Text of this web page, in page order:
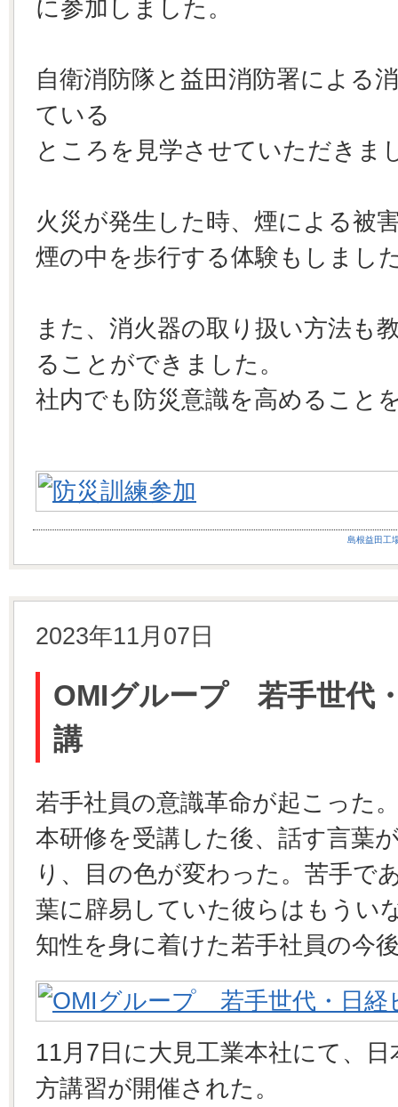
に参加しました。
自衛消防隊と益田消防署による
ている
ところを見学させていただきま
火災が発生した時、煙による被
煙の中を歩行する体験もしまし
また、消火器の取り扱い方法も
ることができました。
社内でも防災意識を高めること
島根益田工
2023年11月07日
OMIグループ 若手世代
講
若手社員の意識革命が起こった
本研修を受講した後、話す言葉
り、目の色が変わった。苦手で
葉に辟易していた彼らはもうい
知性を身に着けた若手社員の今
11月7日に大見工業本社にて、
方講習が開催された。